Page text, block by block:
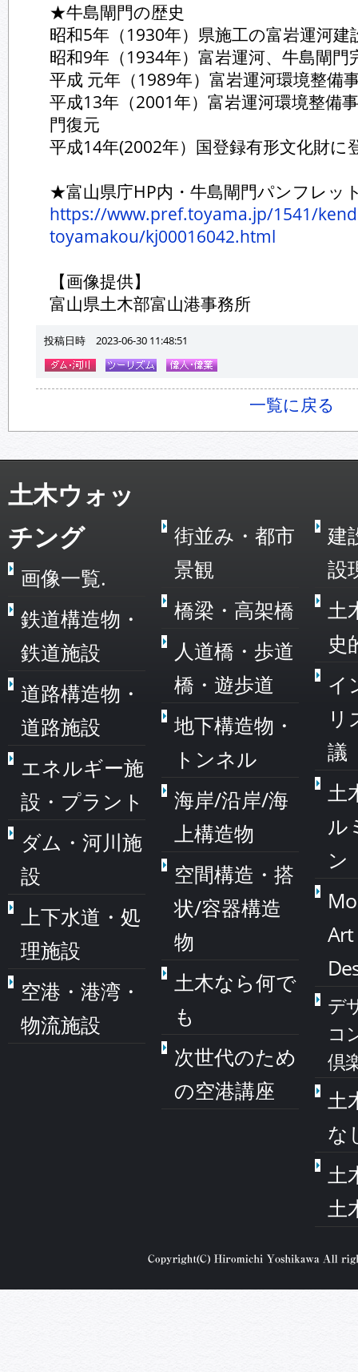
★牛島閘門の歴史
昭和5年（1930年）県施工の富岩運河建
昭和9年（1934年）富岩運河、牛島閘門
平成 元年（1989年）富岩運河環境整備
平成13年（2001年）富岩運河環境整備
門復元
平成14年(2002年）国登録有形文化財に
★富山県庁HP内・牛島閘門パンフレッ
https://www.pref.toyama.jp/1541/
toyamakou/kj00016042.html
【画像提供】
富山県土木部富山港事務所
投稿日時 2023-06-30 11:48:51
一覧に戻る
土木ウォッ
チング
画像一覧.
鉄道構造物・
鉄道施設
道路構造物・
道路施設
エネルギー施
設・プラント
ダム・河川施
設
上下水道・処
理施設
空港・港湾・
物流施設
街並み・都市
景観
橋梁・高架橋
人道橋・歩道
橋・遊歩道
地下構造物・
トンネル
海岸/沿岸/海
上構造物
空間構造・搭
状/容器構造
物
土木なら何で
も
次世代のため
の空港講座
建
設
土
史
イ
リ
議
土
ル
ン
デ
コ
倶
土
な
土
土